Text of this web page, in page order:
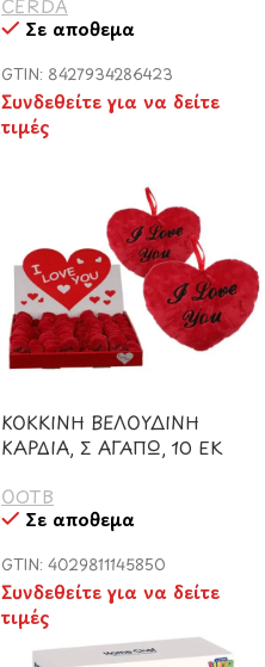
Σε απόθεμα
GTIN: 8427934286423
Συνδεθείτε για να δείτε
τιμές
ΚΟΚΚΙΝΗ ΒΕΛΟΥΔΙΝΗ
ΚΑΡΔΙΑ, Σ ΑΓΑΠΩ, 10 ΕΚ
OOTB
Σε απόθεμα
GTIN: 4029811145850
Συνδεθείτε για να δείτε
τιμές